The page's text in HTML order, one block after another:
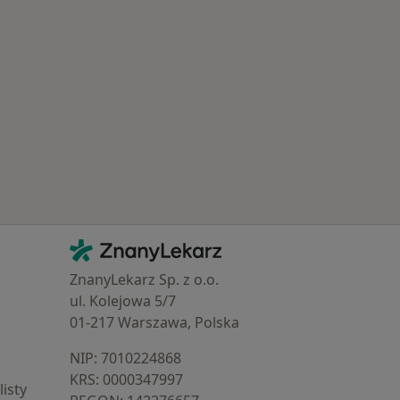
Kontakt
ZnanyLekarz - Strona główna
ZnanyLekarz Sp. z o.o.
ul. Kolejowa 5/7
01-217 Warszawa, Polska
NIP: ⁠7010224868
KRS: ⁠0000347997